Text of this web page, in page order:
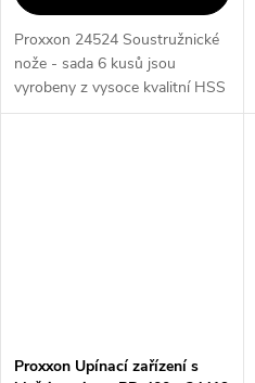
Proxxon 24524 Soustružnické
nože - sada 6 kusů jsou
vyrobeny z vysoce kvalitní HSS
kobaltové oceli a jsou
Proxxon Upínací zařízení s